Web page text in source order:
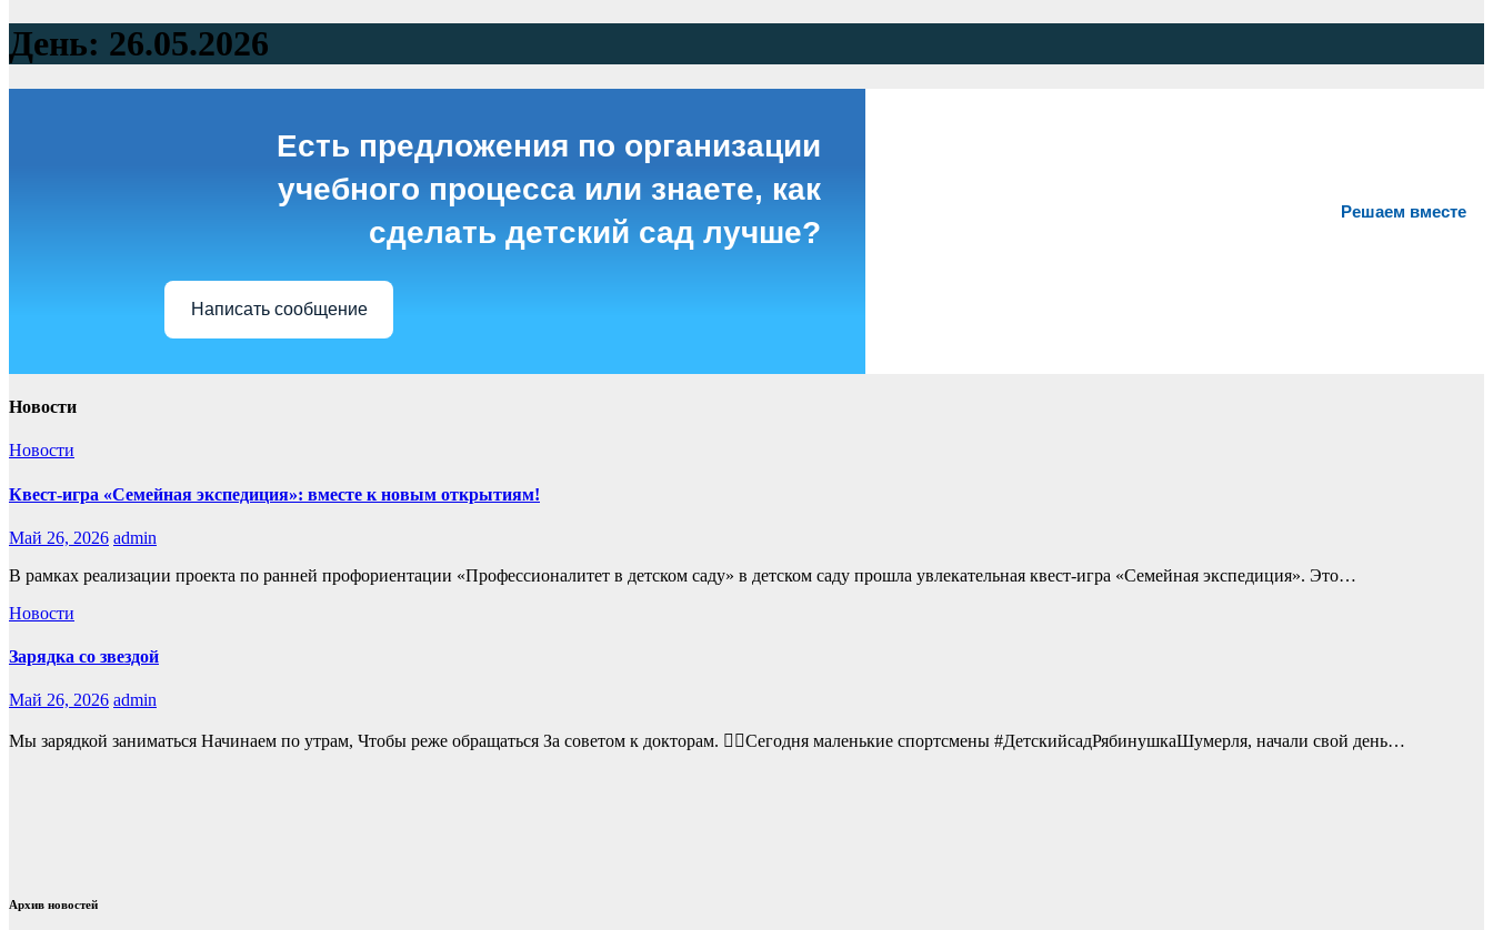
День: 26.05.2026
Решаем вместе
Есть предложения по организации
учебного процесса или знаете, как
сделать детский сад лучше?
Написать сообщение
Новости
Новости
Квест-игра «Семейная экспедиция»: вместе к новым открытиям!
Май 26, 2026 admin
В рамках реализации проекта по ранней профориентации «Профессионалитет в детском саду» в детском саду прошла увлекательная квест-игра «Семейная экспедиция». Это…
Новости
Зарядка со звездой
Май 26, 2026 admin
Мы зарядкой заниматься Начинаем по утрам, Чтобы реже обращаться За советом к докторам. 👯‍♂Сегодня маленькие спортсмены #ДетскийсадРябинушкаШумерля, начали свой день…
Архив новостей